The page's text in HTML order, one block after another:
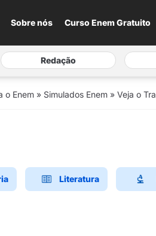
Sobre nós Curso Enem Gratuito
Redação
o Enem » Simulados Enem » Veja o
Literatura